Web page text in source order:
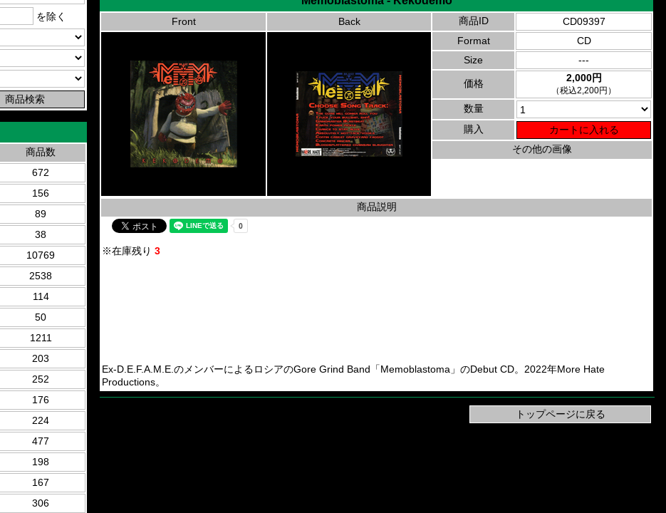
を除く
商品数
672
156
89
38
10769
2538
114
50
1211
203
252
176
224
477
198
167
306
Front Back 商品ID
CD09397
Format
CD
Size
---
価格 2,000円
（税込2,200円）
数量
購入
その他の画像
商品説明
※在庫残り 3
Ex-D.E.F.A.M.E.のメンバーによるロシアのGore Grind Band「Memoblastoma」のDebut CD。2022年More Hate
Productions。